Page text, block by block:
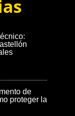
de
proteger la